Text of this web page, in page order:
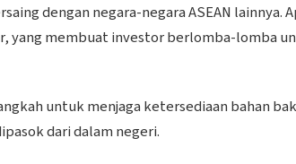
dengan negara-negara ASEAN lainnya.
yang membuat investor berlomba-lomba
untuk menjaga ketersediaan bahan
dari dalam negeri.